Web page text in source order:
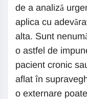
de a analiză
aplica cu
alta. Sunt
o astfel de
pacient cronic
aflat în
o externare